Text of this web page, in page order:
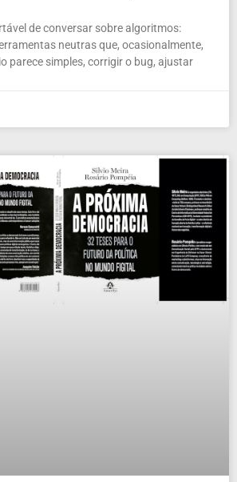
de conversar sobre algoritmos:
neutras que, ocasionalmente,
parece simples, corrigir o bug, ajustar